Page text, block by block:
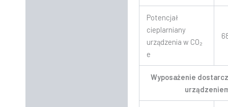
Potencjał
cieplarniany
urządzenia w CO₂
e
Wyposażenie